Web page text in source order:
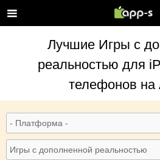
Лучшие Игры с
реальностью для
телефонов на